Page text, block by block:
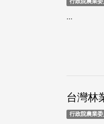
行政院農業
...
台灣林
行政院農業